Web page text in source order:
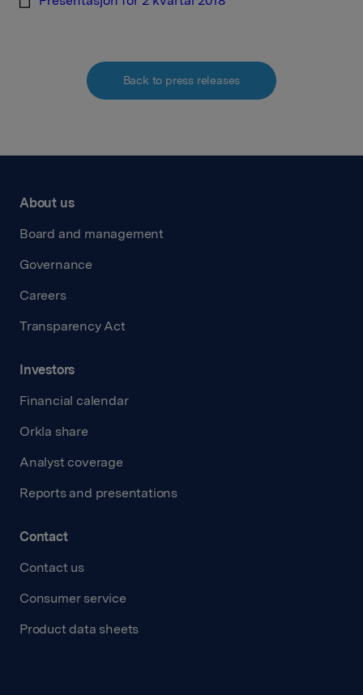
Back to press releases
About us
Board and management
Governance
Careers
Transparency Act
Investors
Financial calendar
Orkla share
Analyst coverage
Reports and presentations
Contact
Contact us
Consumer service
Product data sheets